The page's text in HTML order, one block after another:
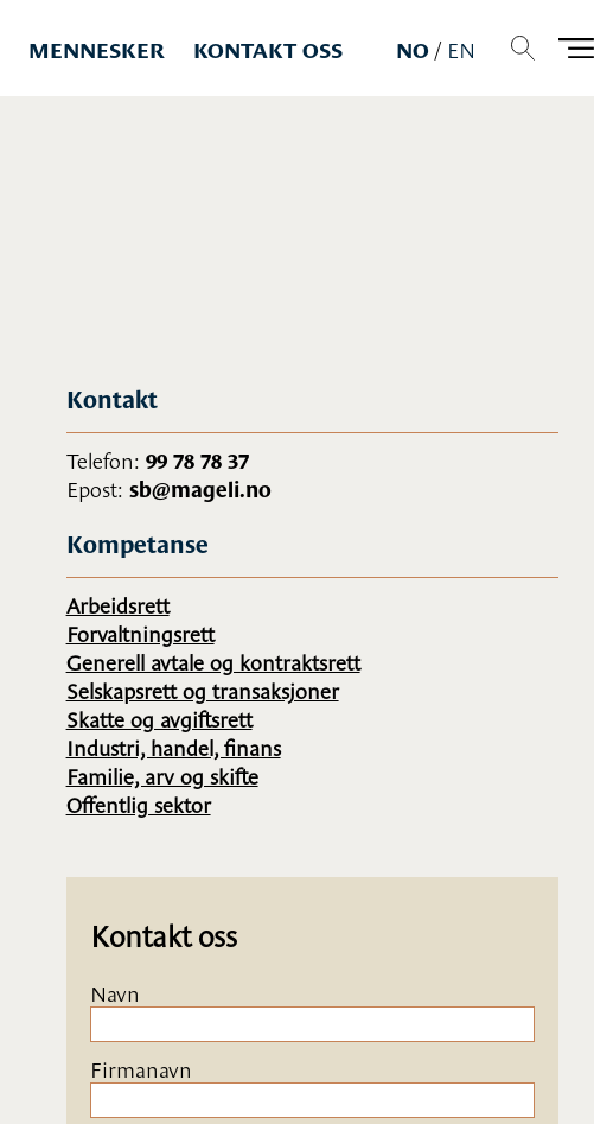
MENNESKER KONTAKT OSS NO/ EN
Kontakt
Telefon: 99 78 78 37
Epost: sb@mageli.no
Kompetanse
Arbeidsrett
Forvaltningsrett
Generell avtale og kontraktsrett
Selskapsrett og transaksjoner
Skatte og avgiftsrett
Industri, handel, finans
Familie, arv og skifte
Offentlig sektor
Kontakt oss
Navn
Firmanavn